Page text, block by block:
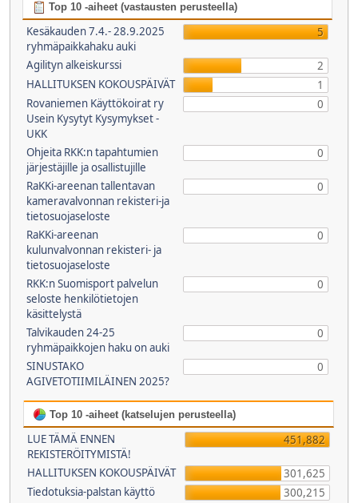
Top 10 -aiheet (vastausten perusteella)
Kesäkauden 7.4.- 28.9.2025
ryhmäpaikkahaku auki
5
Agilityn alkeiskurssi
2
HALLITUKSEN KOKOUSPÄIVÄT
1
Rovaniemen Käyttökoirat ry
Usein Kysytyt Kysymykset -
UKK
0
Ohjeita RKK:n tapahtumien
järjestäjille ja osallistujille
0
RaKKi-areenan tallentavan
kameravalvonnan rekisteri-ja
tietosuojaseloste
0
RaKKi-areenan
kulunvalvonnan rekisteri- ja
tietosuojaseloste
0
RKK:n Suomisport palvelun
seloste henkilötietojen
käsittelystä
0
Talvikauden 24-25
ryhmäpaikkojen haku on auki
0
SINUSTAKO
AGIVETOTIIMILÄINEN 2025?
0
Top 10 -aiheet (katselujen perusteella)
LUE TÄMÄ ENNEN
REKISTERÖITYMISTÄ!
451,882
HALLITUKSEN KOKOUSPÄIVÄT
301,625
Tiedotuksia-palstan käyttö
300,215